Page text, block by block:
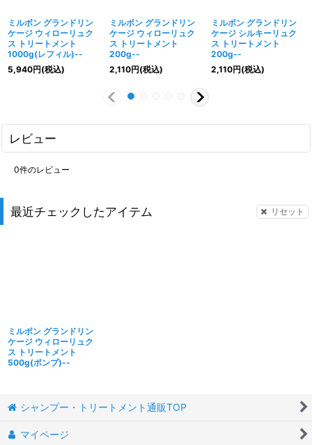
ミルボン グランドリン
ケージ ウィローリュク
ス トリートメント
1000g(レフィル)--
5,940円(税込)
ミルボン グランドリン
ケージ ウィローリュク
ス トリートメント
200g--
2,110円(税込)
ミルボン グランドリン
ケージ シルキーリュク
ス トリートメント
200g--
2,110円(税込)
レビュー
0件のレビュー
最近チェックしたアイテム リセット
ミルボン グランドリン
ケージ ウィローリュク
ス トリートメント
500g(ポンプ)--
シャンプー・トリートメント通販TOP
マイページ